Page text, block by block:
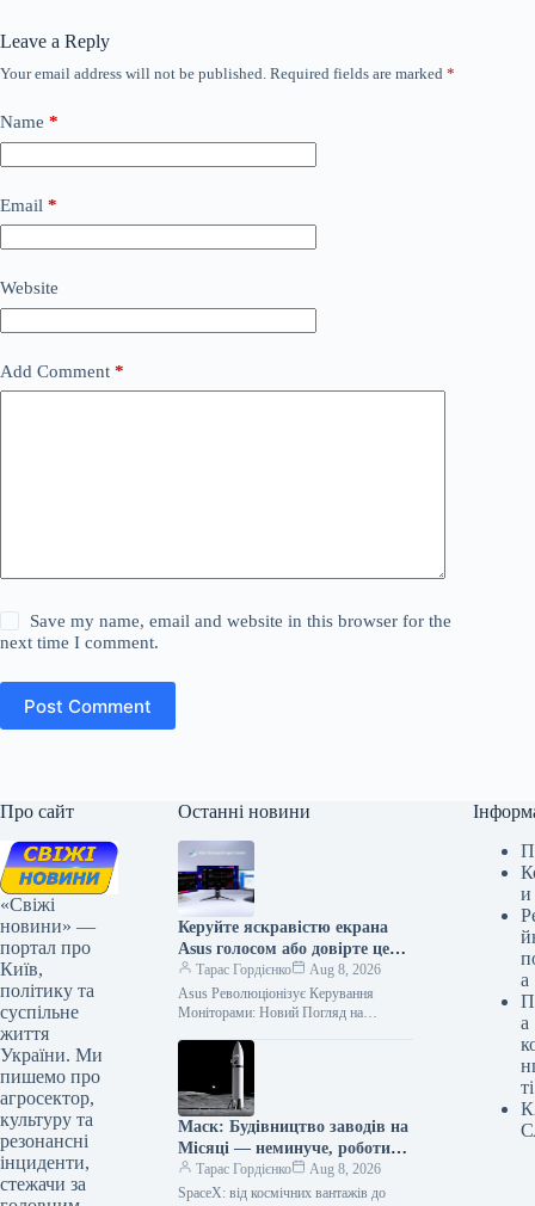
Leave a Reply
Your email address will not be published. Required fields are marked *
Name *
Email *
Website
Add Comment *
Save my name, email and website in this browser for the
next time I comment.
Post Comment
Про сайт
«Свіжі
новини» —
портал про
Київ,
політику та
суспільне
життя
України. Ми
пишемо про
агросектор,
культуру та
резонансні
інциденти,
стежачи за
Останні новини
Керуйте яскравістю екрана
Asus голосом або довірте це
штучному інтелекту
Тарас Гордієнко
Aug 8, 2026
Asus Революціонізує Керування
Моніторами: Новий Погляд на
Штучного Інтелекту Відтепер
власникам моніторів Asus більше не
потрібно витрачати…
Маск: Будівництво заводів на
Місяці — неминуче, роботи
вже тут
Тарас Гордієнко
Aug 8, 2026
SpaceX: від космічних вантажів до
и
а
а
ті